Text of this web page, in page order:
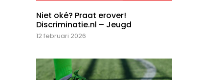
Niet oké? Praat erover!
Discriminatie.nl – Jeugd
12 februari 2026